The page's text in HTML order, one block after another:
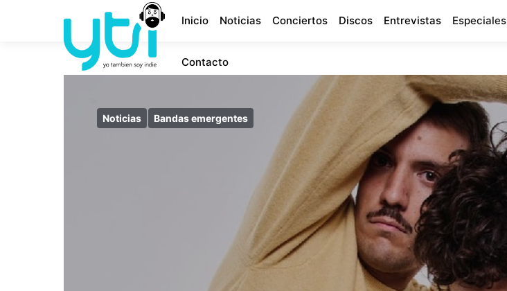
Inicio Noticias Conciertos Discos Entrevistas Especiales
Contacto
Noticias Bandas emergentes